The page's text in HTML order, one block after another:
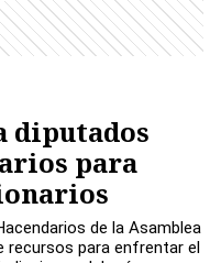
diputados
para
de la Asamblea
recursos para enfrentar el